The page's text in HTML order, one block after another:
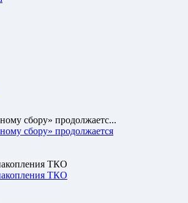
сбору» продолжаетс...
сбору» продолжается
ТКО
ТКО